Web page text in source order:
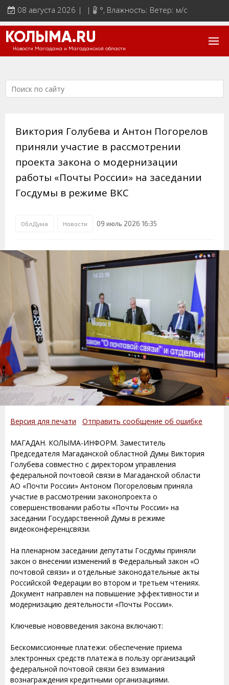
08 августа 2026 | | °, Влажность: Ветер: м/с
КОЛЫМА.RU
Новости Магадана и Магаданской области
Виктория Голубева и Антон Погорелов
приняли участие в рассмотрении
проекта закона о модернизации
работы «Почты России» на заседании
Госдумы в режиме ВКС
ОблДума Новости 09 июль 2026 16:35
Версия для печати Отправить сообщение об ошибке
МАГАДАН. КОЛЫМА-ИНФОРМ. Заместитель
Председателя Магаданской областной Думы Виктория
Голубева совместно с директором управления
федеральной почтовой связи в Магаданской области
АО «Почти России» Антоном Погореловым приняла
участие в рассмотрении законопроекта о
совершенствовании работы «Почты России» на
заседании Государственной Думы в режиме
видеоконференцсвязи.
На пленарном заседании депутаты Госдумы приняли
закон о внесении изменений в Федеральный закон «О
почтовой связи» и отдельные законодательные акты
Российской Федерации во втором и третьем чтениях.
Документ направлен на повышение эффективности и
модернизацию деятельности «Почты России».
Ключевые нововведения закона включают:
Бескомиссионные платежи: обеспечение приема
электронных средств платежа в пользу организаций
федеральной почтовой связи без взимания
вознаграждения кредитными организациями.